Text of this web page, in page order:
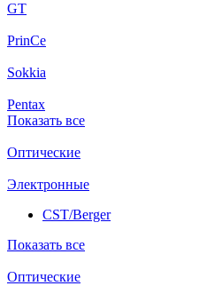
GT
PrinCe
Sokkia
Pentax
Показать все
Оптические
Электронные
CST/Berger
Показать все
Оптические